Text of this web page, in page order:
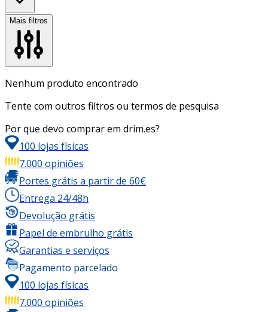
Mais filtros
Nenhum produto encontrado
Tente com outros filtros ou termos de pesquisa
Por que devo comprar em drim.es?
100 lojas físicas
7.000 opiniões
Portes grátis a partir de 60€
Entrega 24/48h
Devolução grátis
Papel de embrulho grátis
Garantias e serviços
Pagamento parcelado
100 lojas físicas
7.000 opiniões